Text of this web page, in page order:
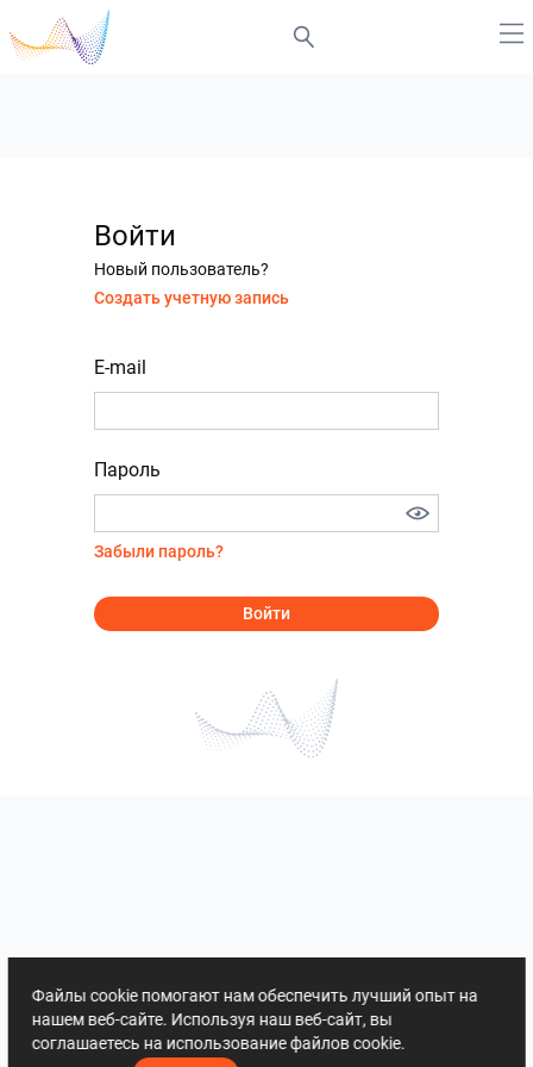
Войти
Новый пользователь?
Создать учетную запись
E-mail
Пароль
Забыли пароль?
Войти
Файлы cookie помогают нам обеспечить лучший опыт на
нашем веб-сайте. Используя наш веб-сайт, вы
соглашаетесь на использование файлов cookie.